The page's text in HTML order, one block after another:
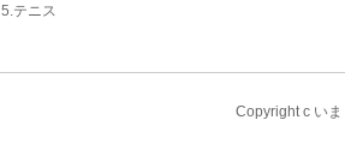
5.テニス
Copyright c い